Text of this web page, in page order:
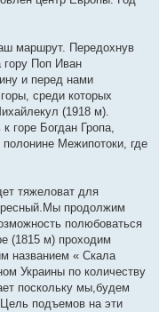
маршрут. Передохнув
гору Поп Иван
и перед нами
среди которых
(1918 м).
горе Богдан Гропа,
Межипотоки, где
тяжеловат для
продолжим
полюбоваться
(1815 м) проходим
названием « Скала
Украины по количеству
поскольку мы,будем
подъемов на эти